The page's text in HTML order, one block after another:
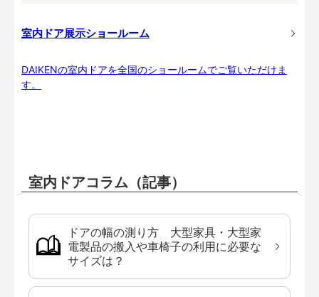
室内ドア展示ショールーム
DAIKENの室内ドアを全国のショールームでご覧いただけま
す。
室内ドアコラム（記事）
ドアの幅の測り方 大型家具・大型家
電製品の搬入や車椅子の利用に必要な
サイズは？